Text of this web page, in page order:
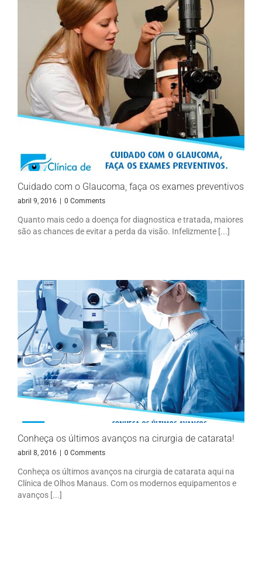
Cuidado com o Glaucoma, faça os exames preventivos
abril 9, 2016 | 0 Comments
Quanto mais cedo a doença for diagnostica e tratada, maiores
são as chances de evitar a perda da visão. Infelizmente [...]
Conheça os últimos avanços na cirurgia de catarata!
abril 8, 2016 0 Comments
Conheça os últimos avanços na cirurgia de catarata aqui na
Clínica de Olhos Manaus. Com os modernos equipamentos e
avanços [...]